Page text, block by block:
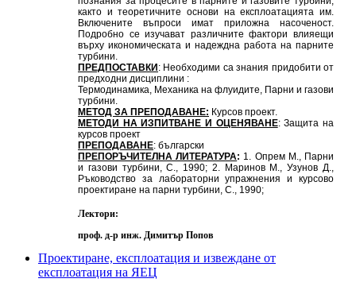
както и теоретичните основи на експлоатацията им.
Включените въпроси имат приложна насоченост.
Подробно се изучават различните фактори влияещи
върху икономическата и надеждна работа на парните
турбини.
ПРЕДПОСТАВКИ : Необходими са знания придобити от
предходни дисциплини :
Термодинамика, Механика на флуидите, Парни и газови
турбини.
МЕТОД ЗА ПРЕПОДАВАНЕ: Курсов проект.
МЕТОДИ НА ИЗПИТВАНЕ И ОЦЕНЯВАНЕ: Защита на
курсов проект
ПРЕПОДАВАНЕ: български
ПРЕПОРЪЧИТЕЛНА ЛИТЕРАТУРА: 1. Опрем М., Парни
и газови турбини, С., 1990; 2. Маринов М., Узунов Д.,
Ръководство за лабораторни упражнения и курсово
проектиране на парни турбини, С., 1990;
Лектори:
проф. д-р инж. Димитър Попов
Проектиране, експлоатация и извеждане от
експлоатация на ЯЕЦ